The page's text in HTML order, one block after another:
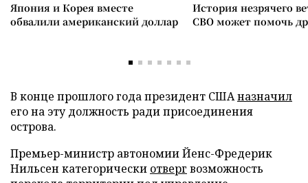
Япония и Корея вместе
обвалили американский доллар
История незрячего
СВО может помочь
В конце прошлого года президент СШАназначил
его на эту должность ради присоединения
острова.
Премьер-министр автономии Йенс-Фредерик
Нильсен категорически отверг возможность